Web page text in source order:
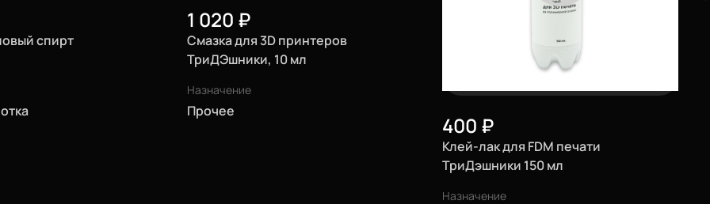
спирт
1 020 ₽
Смазка для 3D принтеров
ТриДЭшники, 10 мл
Назначение
Прочее
400 ₽
Клей-лак для FDM печати
ТриДэшники 150 мл
Назначение